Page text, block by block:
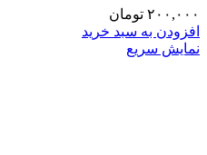
۲۰۰,۰۰۰ تومان
افزودن به سبد خرید
نمایش سریع